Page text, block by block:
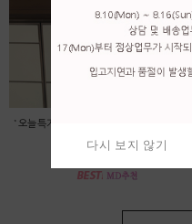
*오늘특가 58000->53000 베이지,차콜 당
일출고* 롤 라운드 니트
다시 보지 않기
다시 보지 않기